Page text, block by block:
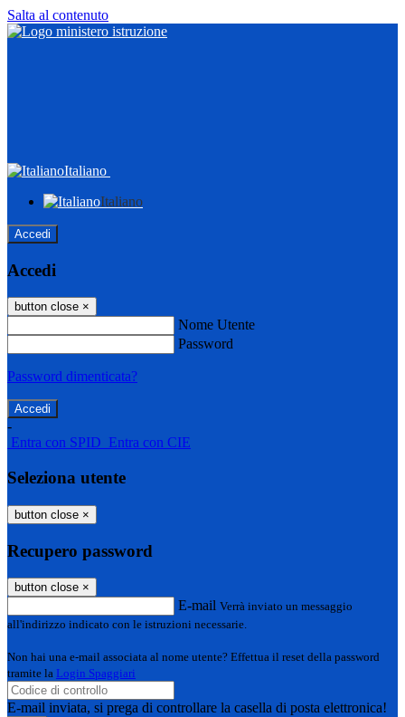
Salta al contenuto
Italiano
Italiano
Accedi
Accedi
button close ×
Nome Utente
Password
Password dimenticata?
-
Entra con SPID Entra con CIE
Seleziona utente
button close ×
Recupero password
button close ×
E-mail Verrà inviato un messaggio
all'indirizzo indicato con le istruzioni necessarie.
Non hai una e-mail associata al nome utente? Effettua il reset della password
tramite la Login Spaggiari
E-mail inviata, si prega di controllare la casella di posta elettronica!